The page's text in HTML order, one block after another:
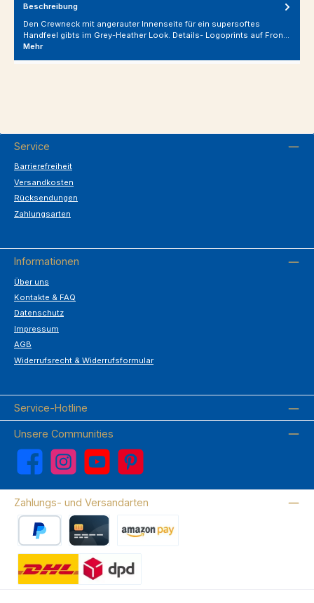
Beschreibung
Den Crewneck mit angerauter Innenseite für ein supersoftes
Handfeel gibts im Grey-Heather Look. Details- Logoprints auf Fron…
Mehr
Service
Barrierefreiheit
Versandkosten
Rücksendungen
Zahlungsarten
Informationen
Über uns
Kontakte & FAQ
Datenschutz
Impressum
AGB
Widerrufsrecht & Widerrufsformular
Service-Hotline
Unsere Communities
Facebook Instagram YouTube Pinterest
Zahlungs- und Versandarten